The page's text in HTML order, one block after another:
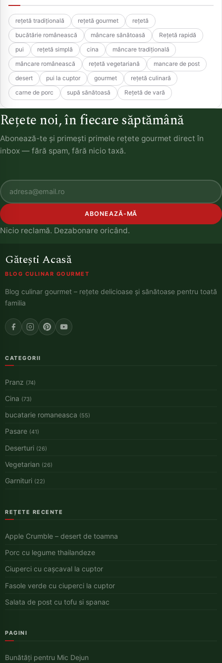
rețetă tradițională rețetă gourmet
rețetă
bucătărie românească
mâncare sănătoasă
Rețetă rapidă
pui
rețetă simplă cina
mâncare tradițională
mâncare românească
rețetă vegetariană
mancare de post
desert
pui la cuptor gourmet
rețetă culinară
carne de porc
supă sănătoasă Rețetă de vară
Rețete noi, în fiecare săptămână
Abonează-te și primești primele rețete gourmet direct în
inbox — fără spam, fără nicio taxă.
ABONEAZĂ-MĂ
Nicio reclamă. Dezabonare oricând.
Gătești Acasă
BLOG CULINAR GOURMET
Blog culinar gourmet – rețete delicioase și sănătoase pentru toată
familia
CATEGORII
Pranz (74)
Cina (73)
bucatarie romaneasca (55)
Pasare (41)
Deserturi (26)
Vegetarian (26)
Garnituri (22)
REȚETE RECENTE
Apple Crumble – desert de toamna
Porc cu legume thailandeze
Ciuperci cu cașcaval la cuptor
Fasole verde cu ciuperci la cuptor
Salata de post cu tofu si spanac
PAGINI
Bunătăți pentru Mic Dejun